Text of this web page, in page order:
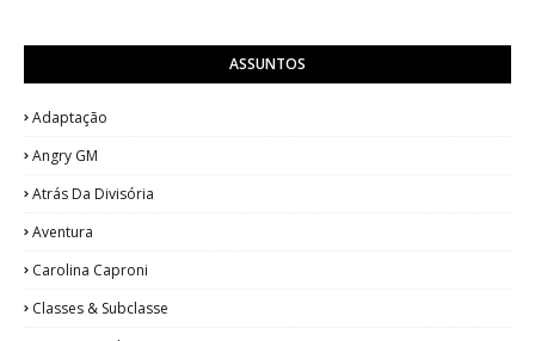
ASSUNTOS
Adaptação
Angry GM
Atrás Da Divisória
Aventura
Carolina Caproni
Classes & Subclasse